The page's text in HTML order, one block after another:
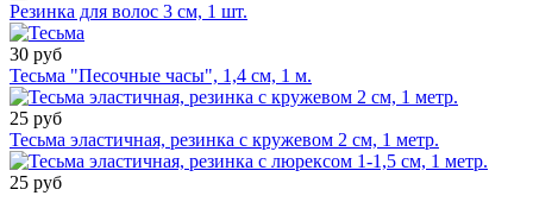
Резинка для волос 3 см, 1 шт.
30 руб
Тесьма "Песочные часы", 1,4 см, 1 м.
25 руб
Тесьма эластичная, резинка с кружевом 2 см, 1 метр.
25 руб